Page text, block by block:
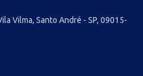
Vilma, Santo André - SP, 09015-